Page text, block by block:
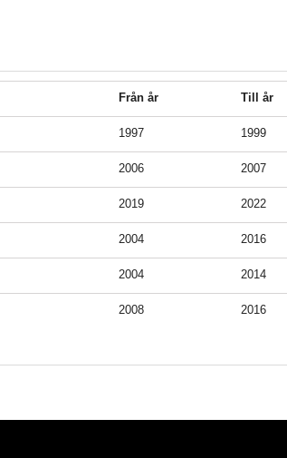
Från år Till år
1997 1999
2006 2007
2019 2022
2004 2016
2004 2014
2008 2016